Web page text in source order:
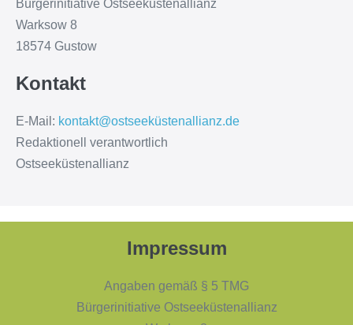
Bürgerinitiative Ostseeküstenallianz
Warksow 8
18574 Gustow
Kontakt
E-Mail: kontakt@ostseeküstenallianz.de
Redaktionell verantwortlich
Ostseeküstenallianz
Impressum
Angaben gemäß § 5 TMG
Bürgerinitiative Ostseeküstenallianz